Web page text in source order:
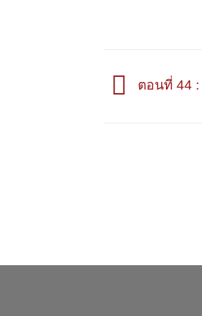
ตอนที่ 44 :